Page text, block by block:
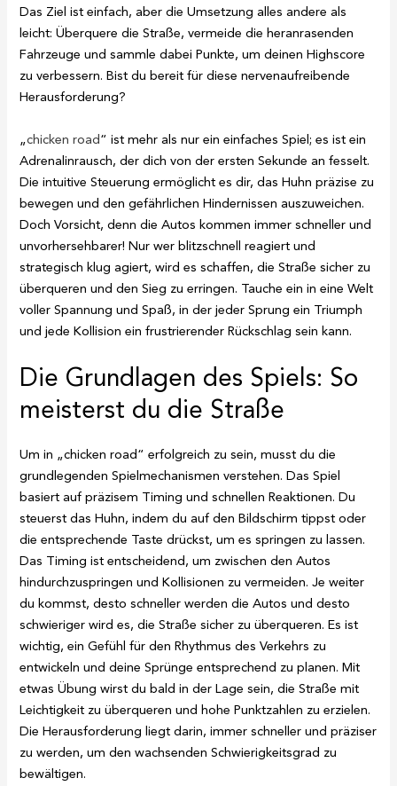
Das Ziel ist einfach, aber die Umsetzung alles andere als
leicht: Überquere die Straße, vermeide die heranrasenden
Fahrzeuge und sammle dabei Punkte, um deinen Highscore
zu verbessern. Bist du bereit für diese nervenaufreibende
Herausforderung?
„chicken road“ ist mehr als nur ein einfaches Spiel; es ist ein
Adrenalinrausch, der dich von der ersten Sekunde an fesselt.
Die intuitive Steuerung ermöglicht es dir, das Huhn präzise zu
bewegen und den gefährlichen Hindernissen auszuweichen.
Doch Vorsicht, denn die Autos kommen immer schneller und
unvorhersehbarer! Nur wer blitzschnell reagiert und
strategisch klug agiert, wird es schaffen, die Straße sicher zu
überqueren und den Sieg zu erringen. Tauche ein in eine Welt
voller Spannung und Spaß, in der jeder Sprung ein Triumph
und jede Kollision ein frustrierender Rückschlag sein kann.
Die Grundlagen des Spiels: So
meisterst du die Straße
Um in „chicken road“ erfolgreich zu sein, musst du die
grundlegenden Spielmechanismen verstehen. Das Spiel
basiert auf präzisem Timing und schnellen Reaktionen. Du
steuerst das Huhn, indem du auf den Bildschirm tippst oder
die entsprechende Taste drückst, um es springen zu lassen.
Das Timing ist entscheidend, um zwischen den Autos
hindurchzuspringen und Kollisionen zu vermeiden. Je weiter
du kommst, desto schneller werden die Autos und desto
schwieriger wird es, die Straße sicher zu überqueren. Es ist
wichtig, ein Gefühl für den Rhythmus des Verkehrs zu
entwickeln und deine Sprünge entsprechend zu planen. Mit
etwas Übung wirst du bald in der Lage sein, die Straße mit
Leichtigkeit zu überqueren und hohe Punktzahlen zu erzielen.
Die Herausforderung liegt darin, immer schneller und präziser
zu werden, um den wachsenden Schwierigkeitsgrad zu
bewältigen.